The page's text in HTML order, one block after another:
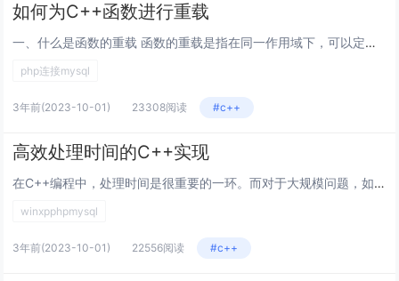
如何为C++函数进行重载
一、什么是函数的重载 函数的重载是指在同一作用域下，可以定义多个同名函数，但是这些同名函数的参数列表必须不同。参数的不同...
php连接mysql
3年前(2023-10-01) 23308阅读 #c++
高效处理时间的C++实现
在C++编程中，处理时间是很重要的一环。而对于大规模问题，如数据处理、机器学习、计算机视觉等领域，时间的效率更是至关重要...
winxpphpmysql
3年前(2023-10-01) 22556阅读 #c++